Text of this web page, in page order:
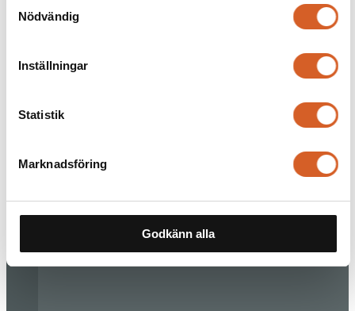
Nödvändig
Inställningar
Statistik
Marknadsföring
Godkänn alla